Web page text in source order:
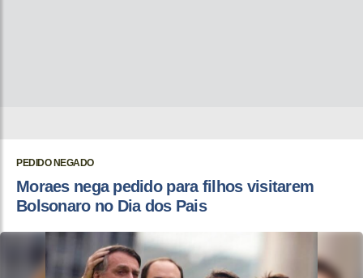
PEDIDO NEGADO
Moraes nega pedido para filhos visitarem
Bolsonaro no Dia dos Pais